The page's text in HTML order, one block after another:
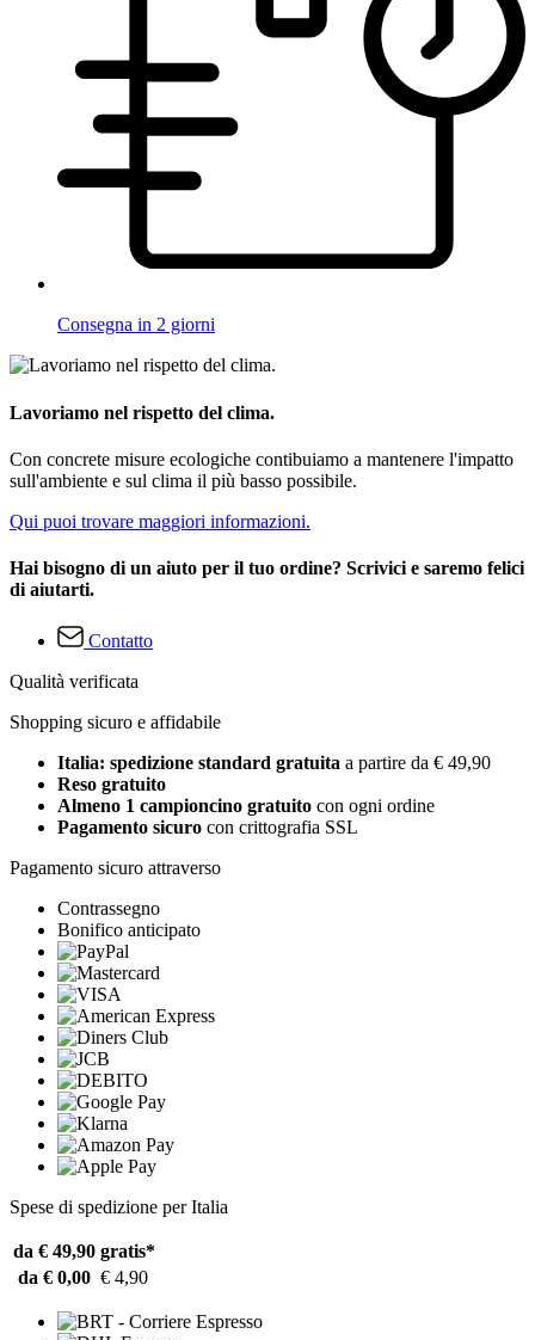
Consegna in 2 giorni
Lavoriamo nel rispetto del clima.
Con concrete misure ecologiche contibuiamo a mantenere l'impatto
sull'ambiente e sul clima il più basso possibile.
Qui puoi trovare maggiori informazioni.
Hai bisogno di un aiuto per il tuo ordine? Scrivici e saremo felici
di aiutarti.
Contatto
Qualità verificata
Shopping sicuro e affidabile
Italia: spedizione standard gratuita a partire da € 49,90
Reso gratuito
Almeno 1 campioncino gratuito con ogni ordine
Pagamento sicuro con crittografia SSL
Pagamento sicuro attraverso
Contrassegno
Bonifico anticipato
Spese di spedizione per Italia
da € 49,90 gratis*
da € 0,00 € 4,90